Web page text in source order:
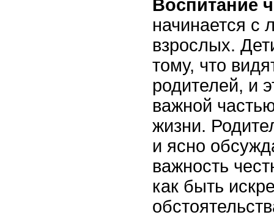
Воспитание
начинается с
взрослых.
тому, что
родителей, и
важной
жизни.
и ясно
важность
как быть